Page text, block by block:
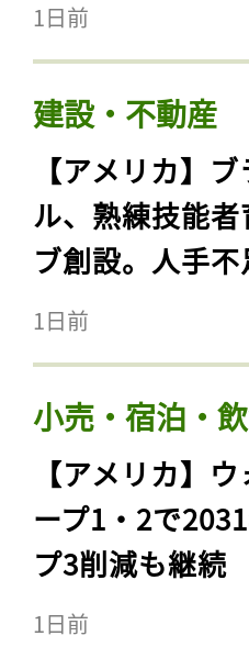
1日前
建設・不動産
【アメリカ】
ル、熟練技能
ブ創設。人手
1日前
小売・宿泊・
【アメリカ】
ープ1・2で
プ3削減も継続
1日前